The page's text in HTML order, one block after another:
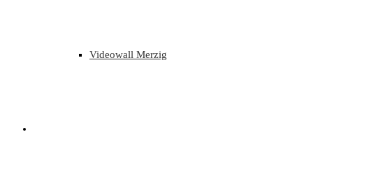
Videowall Merzig